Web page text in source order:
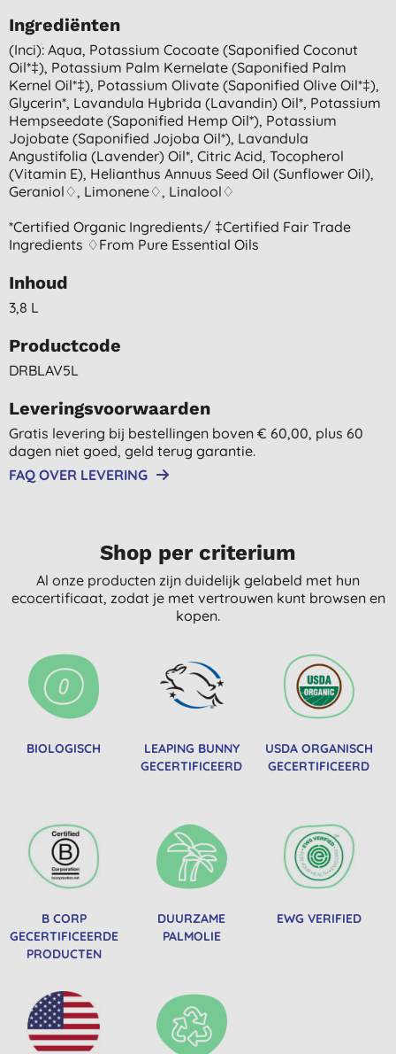
Ingrediënten
(inci): Aqua, Potassium Cocoate (saponified Coconut
Oil*‡), Potassium Palm Kernelate (saponified Palm
Kernel Oil*‡), Potassium Olivate (saponified Olive Oil*‡),
Glycerin*, Lavandula Hybrida (lavandin) Oil*, Potassium
Hempseedate (saponified Hemp Oil*), Potassium
Jojobate (saponified Jojoba Oil*), Lavandula
Angustifolia (lavender) Oil*, Citric Acid, Tocopherol
(vitamin E), Helianthus Annuus Seed Oil (sunflower Oil),
Geraniol♢, Limonene♢, Linalool♢
*certified Organic Ingredients/ ‡certified Fair Trade
Ingredients ♢from Pure Essential Oils
Inhoud
3,8 L
Productcode
DRBLAV5L
Leveringsvoorwaarden
Gratis levering bij bestellingen boven € 60,00, plus 60
dagen niet goed, geld terug garantie.
FAQ OVER LEVERING
Shop per criterium
Al onze producten zijn duidelijk gelabeld met hun
ecocertificaat, zodat je met vertrouwen kunt browsen en
kopen.
BIOLOGISCH
LEAPING BUNNY
GECERTIFICEERD
USDA ORGANISCH
GECERTIFICEERD
B CORP
GECERTIFICEERDE
PRODUCTEN
DUURZAME
PALMOLIE
EWG VERIFIED